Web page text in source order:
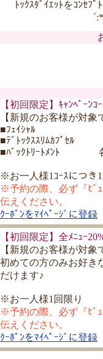
ﾄｯｸｽﾀﾞｲｴｯﾄをｺﾝｾﾌ
゜
【初回限定】ｷｬﾝﾍﾟｰﾝ
【新規のお客様が対象
■ﾌｪｲｼｬﾙ
■ﾃﾞﾄｯｸｽｽﾘﾑｶﾌﾟｾﾙ
■ﾊﾞｯｸﾄﾘｰﾄﾒﾝﾄ 各
※お一人様1ｺｰｽにつき1
※予約の際、必ず『ﾋﾞ
伝えください。
ｸｰﾎﾟﾝをﾏｲﾍﾟｰｼﾞに登録
【初回限定】全ﾒﾆｭｰ
【新規のお客様が対象
初めての方のみお好き
だけます♪
※お一人様1回限り
※予約の際、必ず『ﾋﾞ
伝えください。
ｸｰﾎﾟﾝをﾏｲﾍﾟｰｼﾞに登録